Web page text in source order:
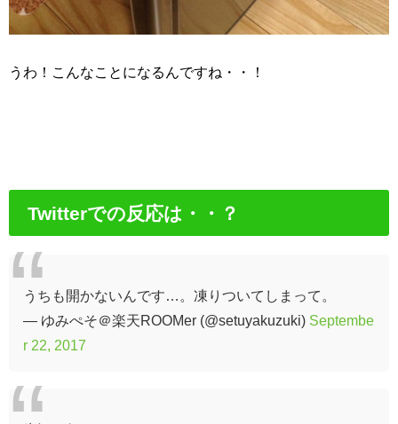
うわ！こんなことになるんですね・・！
Twitterでの反応は・・？
うちも開かないんです…。凍りついてしまって。
— ゆみぺそ＠楽天ROOMer (@setuyakuzuki) Septembe
r 22, 2017